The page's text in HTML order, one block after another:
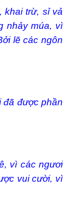
khai trừ, sỉ vả
nhảy múa, vì
lẽ các ngôn
đã được phần
vì các ngươi
vui cười, vì